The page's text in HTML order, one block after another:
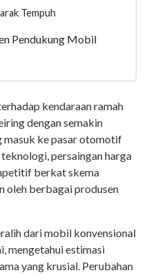
Tempuh
Pendukung Mobil
kendaraan ramah
dengan semakin
masuk ke pasar otomotif
persaingan harga
berkat skema
oleh berbagai produsen
dari mobil konvensional
mengetahui estimasi
yang krusial. Perubahan